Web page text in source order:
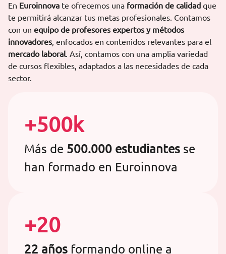
En Euroinnova te ofrecemos una formación de calidad que
te permitirá alcanzar tus metas profesionales. Contamos
con un equipo de profesores expertos y métodos
innovadores, enfocados en contenidos relevantes para el
mercado laboral. Así, contamos con una amplia variedad
de cursos flexibles, adaptados a las necesidades de cada
sector.
+500k
Más de 500.000 estudiantes se
han formado en Euroinnova
+20
22 años formando online a